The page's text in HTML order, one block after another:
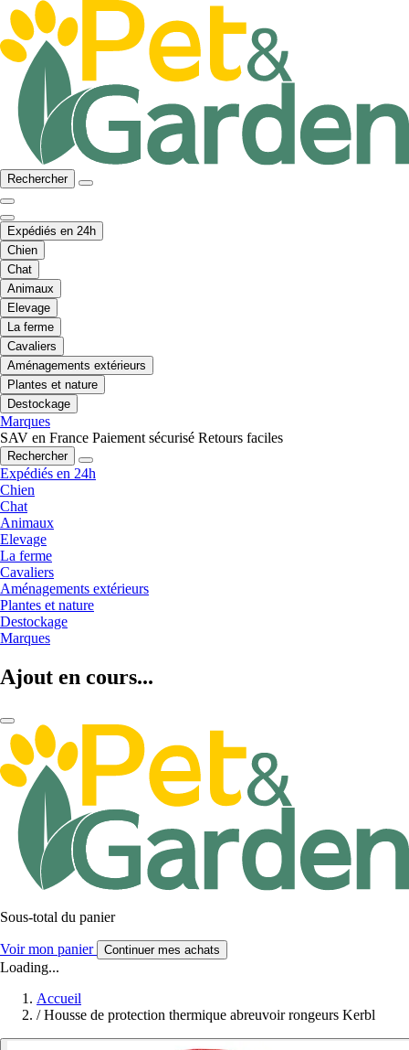
Rechercher
Expédiés en 24h
Chien
Chat
Animaux
Elevage
La ferme
Cavaliers
Aménagements extérieurs
Plantes et nature
Destockage
Marques
SAV en France Paiement sécurisé Retours faciles
Rechercher
Expédiés en 24h
Chien
Chat
Animaux
Elevage
La ferme
Cavaliers
Aménagements extérieurs
Plantes et nature
Destockage
Marques
Ajout en cours...
Sous-total du panier
Voir mon panier Continuer mes achats
Loading...
Accueil
/ Housse de protection thermique abreuvoir rongeurs Kerbl